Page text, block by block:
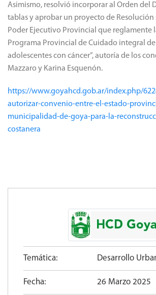
Asimismo, resolvió incorporar al Orden del
tablas y aprobar un proyecto de Resolución
Poder Ejecutivo Provincial que reglamente
Programa Provincial de Cuidado integral
adolescentes con cáncer”, autoría de los
Mazzaro y Karina Esquenón.
https://www.goyahcd.gob.ar/index.php/
autorizar-convenio-entre-el-estado-
municipalidad-de-goya-para-la-
costanera
Temática: Desarrollo
Fecha: 26 Marzo 2025